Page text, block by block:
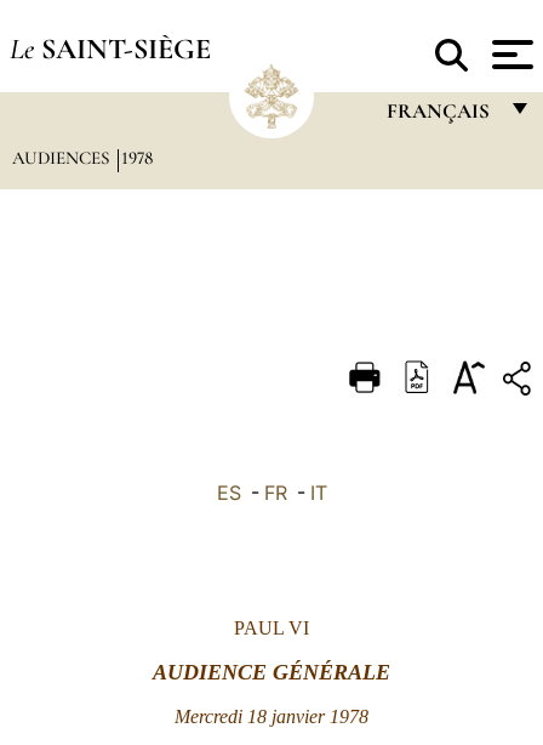
Le SAINT-SIÈGE
FRANÇAIS
DEUTSCH
AUDIENCES 1978
ES- FR- IT
PAUL VI
AUDIENCE GÉNÉRALE
Mercredi 18 janvier 1978